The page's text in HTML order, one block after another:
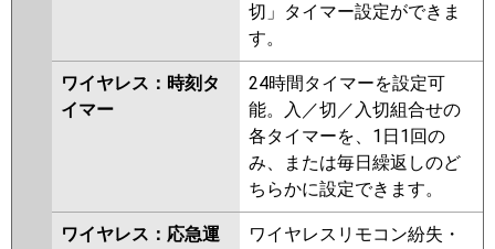
切」タイマー設定ができま
す。
ワイヤレス：時刻タ
イマー
24時間タイマーを設定可
能。入／切／入切組合せの
各タイマーを、1日1回の
み、または毎日繰返しのど
ちらかに設定できます。
ワイヤレス：応急運
ワイヤレスリモコン紛失・